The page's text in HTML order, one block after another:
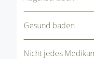
Gesund baden
Nicht jedes